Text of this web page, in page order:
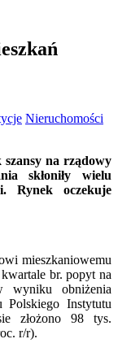
Nieruchomości
na rządowy
skłoniły wielu
Rynek oczekuje
mieszkaniowemu
br. popyt na
wyniku obniżenia
Instytutu
złożono 98 tys.
r/r).